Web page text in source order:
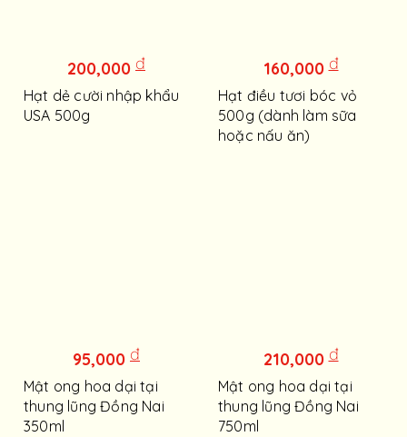
200,000 đ
Hạt dẻ cười nhập khẩu
USA 500g
160,000 đ
Hạt điều tươi bóc vỏ
500g (dành làm sữa
hoặc nấu ăn)
95,000 đ
Mật ong hoa dại tại
thung lũng Đồng Nai
350ml
210,000 đ
Mật ong hoa dại tại
thung lũng Đồng Nai
750ml